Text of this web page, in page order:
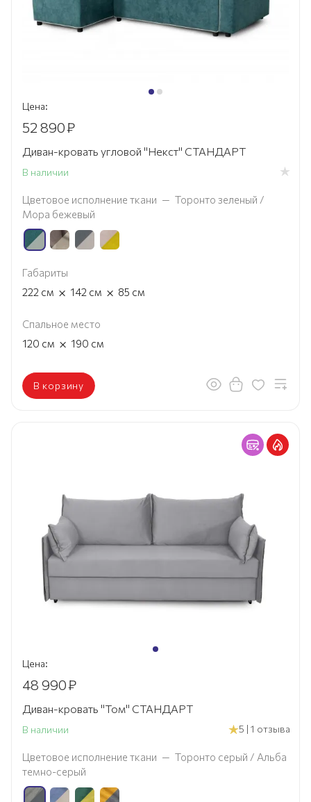
Цена:
52 890₽
Диван-кровать угловой "Некст" СТАНДАРТ
В наличии
Цветовое исполнение ткани — Торонто зеленый /
Мора бежевый
Габариты
222 см × 142 см × 85 см
Спальное место
120 см × 190 см
В корзину
Цена:
48 990₽
Диван-кровать "Том" СТАНДАРТ
В наличии 5 | 1 отзыва
Цветовое исполнение ткани — Торонто серый / Альба
темно-серый